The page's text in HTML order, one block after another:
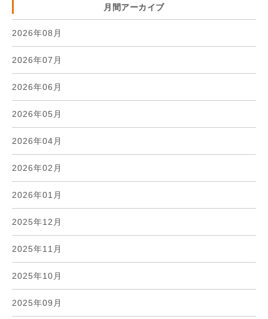
月間アーカイブ
2026年08月
2026年07月
2026年06月
2026年05月
2026年04月
2026年02月
2026年01月
2025年12月
2025年11月
2025年10月
2025年09月